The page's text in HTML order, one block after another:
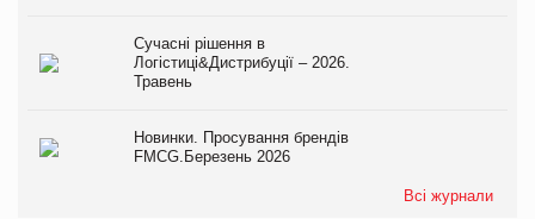
Сучасні рішення в
Логістиці&Дистрибуції – 2026.
Травень
Новинки. Просування брендів
FMCG.Березень 2026
Всі журнали